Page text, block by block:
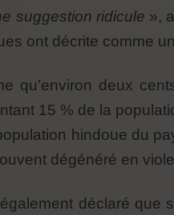
suggestion ridicule »,
ont décrite comme
qu’environ deux
15 % de la
hindoue du
dégénéré en
déclaré que